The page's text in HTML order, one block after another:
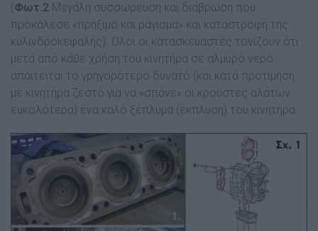
(Φωτ.2 Μεγάλη συσσώρευση και διάβρωση που
προκάλεσε «πρήξιµο και ράγισµα» και καταστροφή της
κυλινδροκεφαλής). Ολοι οι κατασκευαστές τονίζουν ότι
µετά από κάθε χρήση του κινητήρα σε αλµυρό νερό
απαιτείται το γρηγορότερο δυνατό (και κατά προτίµηση
µε κινητήρα ζεστό για να «σπάνε» οι κρούστες αλάτων
ευκολότερα) ένα καλό ξέπλυµα (έκπλυση) του κινητήρα.